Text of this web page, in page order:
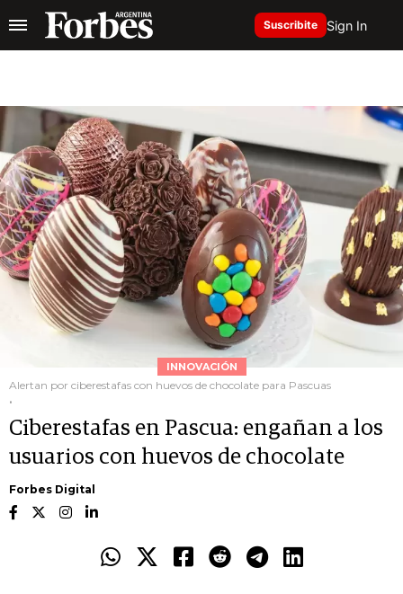
Suscribite Sign In
INNOVACIÓN
Alertan por ciberestafas con huevos de chocolate para Pascuas
.
Ciberestafas en Pascua: engañan a los
usuarios con huevos de chocolate
Forbes Digital